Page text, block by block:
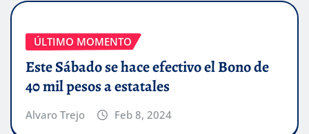
ÚLTIMO MOMENTO
Este Sábado se hace efectivo el Bono de
40 mil pesos a estatales
Alvaro Trejo Feb 8, 2024